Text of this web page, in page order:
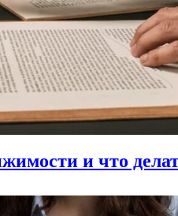
и что